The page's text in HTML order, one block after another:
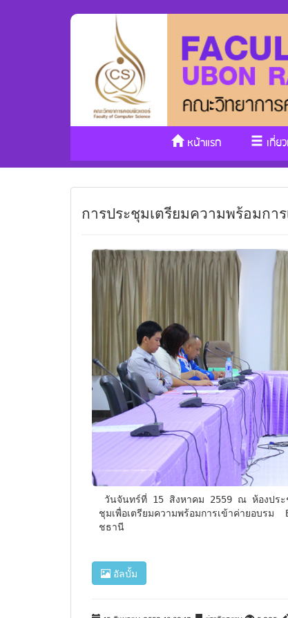
หน้าแรก เกี่ย
การประชุมเตรียมความพร้อมกา
ชุมเพื่อเตรียมความพร้อมการเข้าค่ายอบ
ชธานี
อัลบั้ม